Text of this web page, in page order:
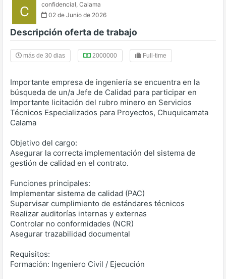
C confidencial, Calama
02 de Junio de 2026
Descripción oferta de trabajo
más de 30 dias 2000000 Full-time
Importante empresa de ingeniería se encuentra en la
búsqueda de un/a Jefe de Calidad para participar en
Importante licitación del rubro minero en Servicios
Técnicos Especializados para Proyectos, Chuquicamata
Calama
Objetivo del cargo:
Asegurar la correcta implementación del sistema de
gestión de calidad en el contrato.
Funciones principales:
Implementar sistema de calidad (PAC)
Supervisar cumplimiento de estándares técnicos
Realizar auditorías internas y externas
Controlar no conformidades (NCR)
Asegurar trazabilidad documental
Requisitos:
Formación: Ingeniero Civil / Ejecución